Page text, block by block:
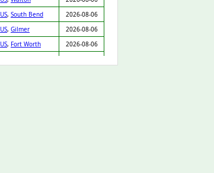
US, South Bend
2026-08-06
US, Gilmer
2026-08-06
US, Fort Worth
2026-08-06